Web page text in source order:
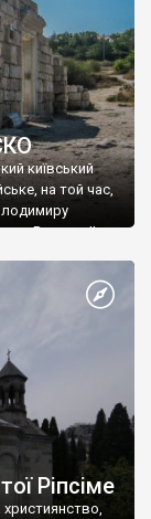
київський
на той час,
Василю ІІ, та
Таврійського
Ріпсіме
християнство,